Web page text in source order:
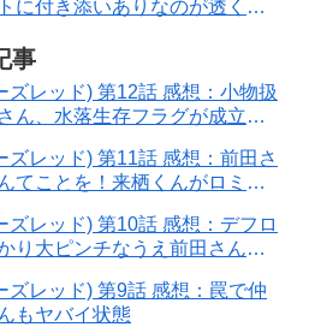
に付き添いありなのが透くん
事
ズレッド) 第12話 感想：小物扱
ん、水落生存フラグが成立し
ズレッド) 第11話 感想：前田さ
てことを！来栖くんがロミオ
ズレッド) 第10話 感想：デフロ
り大ピンチなうえ前田さん暴
ズレッド) 第9話 感想：罠で仲
もヤバイ状態